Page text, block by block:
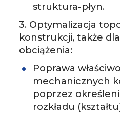
struktura-płyn.
3. Optymalizacja
konstrukcji, także
obciążenia:
Poprawa
mechanicznych
poprzez
rozkładu